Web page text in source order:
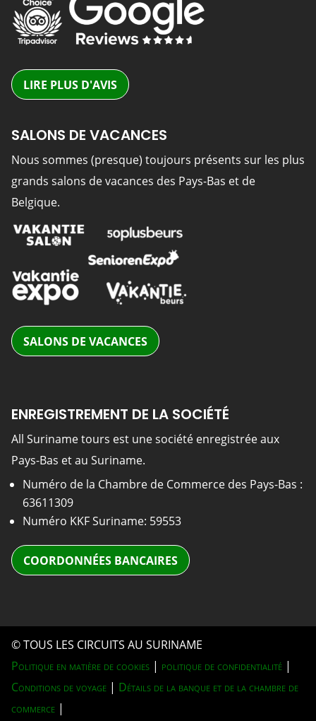
LIRE PLUS D'AVIS
SALONS DE VACANCES
Nous sommes (presque) toujours présents sur les plus
grands salons de vacances des Pays-Bas et de
Belgique.
SALONS DE VACANCES
ENREGISTREMENT DE LA SOCIÉTÉ
All Suriname tours est une société enregistrée aux
Pays-Bas et au Suriname.
Numéro de la Chambre de Commerce des Pays-Bas :
63611309
Numéro KKF Suriname: 59553
COORDONNÉES BANCAIRES
© TOUS LES CIRCUITS AU SURINAME
Politique en matière de cookies| politique de confidentialité|
Conditions de voyage| Détails de la banque et de la chambre de
commerce|